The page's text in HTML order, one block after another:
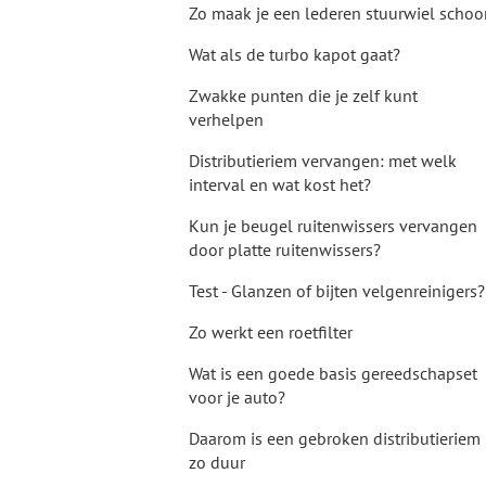
Zo maak je een lederen stuurwiel
Wat als de turbo kapot gaat?
Zwakke punten die je zelf kunt
verhelpen
Distributieriem vervangen: met welk
interval en wat kost het?
Kun je beugel ruitenwissers vervangen
door platte ruitenwissers?
Test - Glanzen of bijten velgenreinigers?
Zo werkt een roetfilter
Wat is een goede basis gereedschapset
voor je auto?
Daarom is een gebroken distributieriem
zo duur